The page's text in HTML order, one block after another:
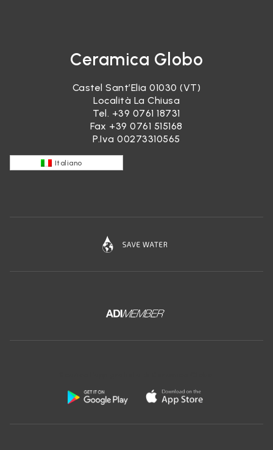
Ceramica Globo
Castel Sant’Elia 01030 (VT)
Località La Chiusa
Tel. +39 0761 18731
Fax +39 0761 515168
P.Iva 00273310565
Italiano